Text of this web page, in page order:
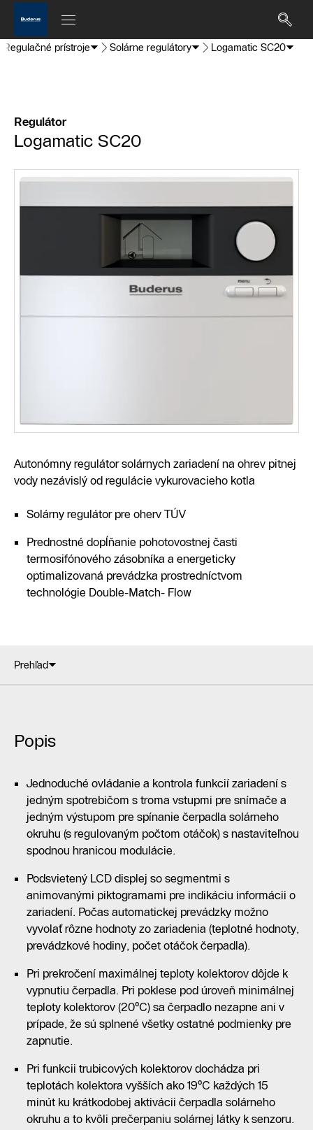
Regulačné prístroje Solárne regulátory Logamatic SC20
Regulátor
Logamatic SC20
Autonómny regulátor solárnych zariadení na ohrev pitnej
vody nezávislý od regulácie vykurovacieho kotla
Solárny regulátor pre oherv TÚV
Prednostné dopĺňanie pohotovostnej časti
termosifónového zásobníka a energeticky
optimalizovaná prevádzka prostredníctvom
technológie Double-Match- Flow
Prehľad
Popis
Jednoduché ovládanie a kontrola funkcií zariadení s
jedným spotrebičom s troma vstupmi pre snímače a
jedným výstupom pre spínanie čerpadla solárneho
okruhu (s regulovaným počtom otáčok) s nastaviteľnou
spodnou hranicou modulácie.
Podsvietený LCD displej so segmentmi s
animovanými piktogramami pre indikáciu informácii o
zariadení. Počas automatickej prevádzky možno
vyvolať rôzne hodnoty zo zariadenia (teplotné hodnoty,
prevádzkové hodiny, počet otáčok čerpadla).
Pri prekročení maximálnej teploty kolektorov dôjde k
vypnutiu čerpadla. Pri poklese pod úroveň minimálnej
teploty kolektorov (20°C) sa čerpadlo nezapne ani v
prípade, že sú splnené všetky ostatné podmienky pre
zapnutie.
Pri funkcii trubicových kolektorov dochádza pri
teplotách kolektora vyšších ako 19°C každých 15
minút ku krátkodobej aktivácii čerpadla solárneho
okruhu a to kvôli prečerpaniu solárnej látky k senzoru.